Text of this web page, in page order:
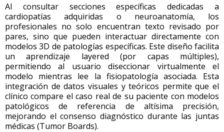
Al consultar secciones específicas dedicadas a
cardiopatías adquiridas o neuroanatomía, los
profesionales no solo encuentran texto revisado por
pares, sino que pueden interactuar directamente con
modelos 3D de patologías específicas. Este diseño facilita
un aprendizaje layered (por capas múltiples),
permitiendo al usuario diseccionar virtualmente el
modelo mientras lee la fisiopatología asociada. Esta
integración de datos visuales y teóricos permite que el
clínico compare el caso real de su paciente con modelos
patológicos de referencia de altísima precisión,
mejorando el consenso diagnóstico durante las juntas
médicas (Tumor Boards).